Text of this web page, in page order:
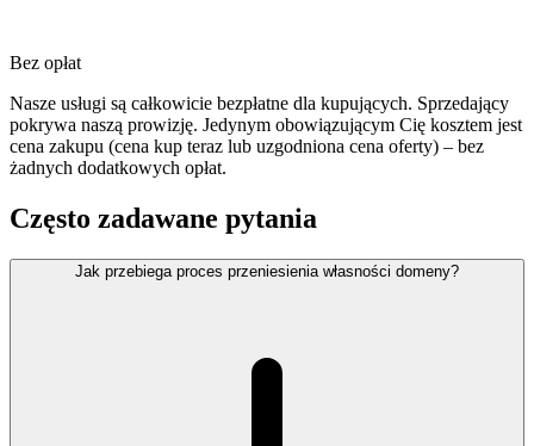
Bez opłat
Nasze usługi są całkowicie bezpłatne dla kupujących. Sprzedający
pokrywa naszą prowizję. Jedynym obowiązującym Cię kosztem jest
cena zakupu (cena kup teraz lub uzgodniona cena oferty) – bez
żadnych dodatkowych opłat.
Często zadawane pytania
Jak przebiega proces przeniesienia własności domeny?